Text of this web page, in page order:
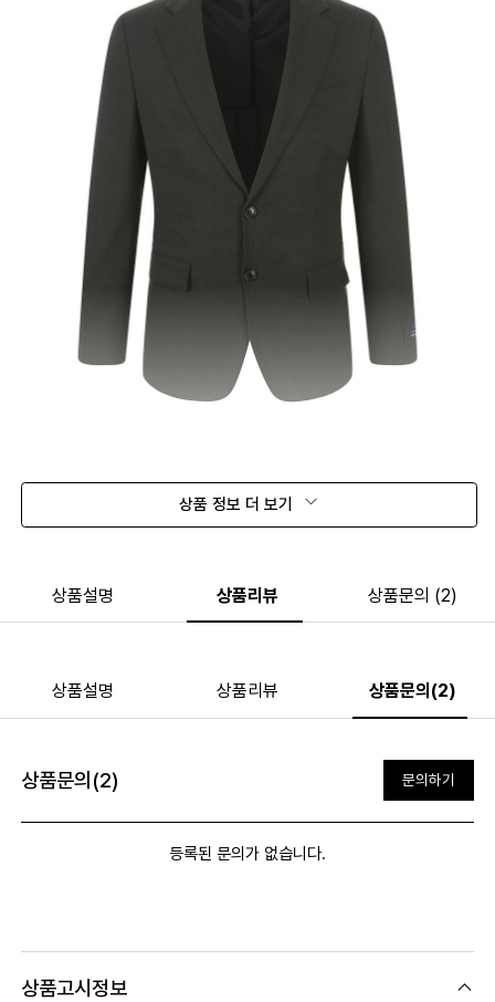
상품 정보 더 보기
상품설명 상품리뷰 상품문의 (2)
상품설명 상품리뷰 상품문의(2)
상품문의(2) 문의하기
등록된 문의가 없습니다.
상품고시정보